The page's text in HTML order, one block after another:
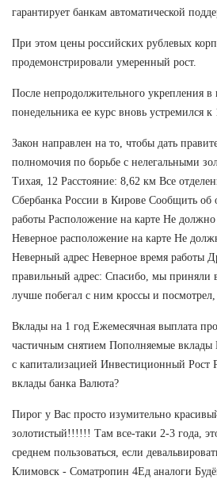
гарантирует банкам автоматической
При этом цены российских рублевых
продемонстрировали умеренный рост.
После непродолжительного укрепления
понедельника ее курс вновь устремился к
Закон направлен на то, чтобы дать
полномочия по борьбе с нелегальными
Тихая, 12 Расстояние: 8,62 км Все
Сбербанка России в Кирове Сообщить
работы Расположение на карте Не
Неверное расположение на карте Не
Неверный адрес Неверное время работы
правильный адрес: Спасибо, мы
лучше побегал с ним кроссы и посмотрел,
Вклады на 1 год Ежемесячная выплата
частичным снятием Пополняемые вклады
с капитализацией Инвестиционный Рост
вклады банка Валюта?
Пирог у Вас просто изумительно
золотистый!!!!!! Там все-таки 2-3 года,
среднем пользоваться, если
Климовск - Cоматропин 4Ед аналоги